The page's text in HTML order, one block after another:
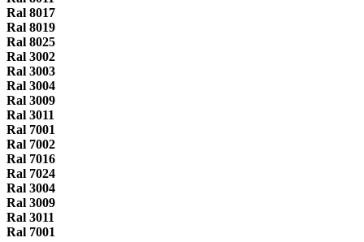
Ral 8017
Ral 8019
Ral 8025
Ral 3002
Ral 3003
Ral 3004
Ral 3009
Ral 3011
Ral 7001
Ral 7002
Ral 7016
Ral 7024
Ral 3004
Ral 3009
Ral 3011
Ral 7001